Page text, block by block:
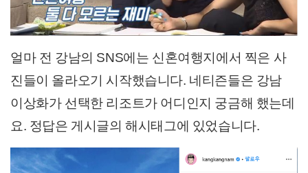
얼마 전 강남의 SNS에는 신혼여행지에서 찍은 사
진들이 올라오기 시작했습니다. 네티즌들은 강남
이상화가 선택한 리조트가 어디인지 궁금해 했는데
요. 정답은 게시글의 해시 태그에 있었습니다.